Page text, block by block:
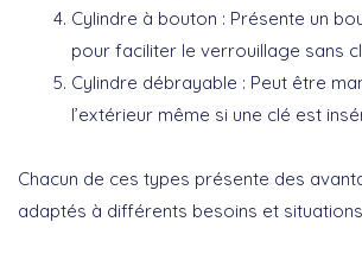
Cylindre à bouton : Présente un
pour faciliter le verrouillage sans
Cylindre débrayable : Peut être
l’extérieur même si une clé est
Chacun de ces types présente des
adaptés à différents besoins et